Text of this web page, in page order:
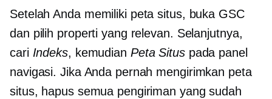
Setelah Anda memiliki peta situs, buka GSC
dan pilih properti yang relevan. Selanjutnya,
cari Indeks, kemudian Peta Situspada panel
navigasi. Jika Anda pernah mengirimkan peta
situs, hapus semua pengiriman yang sudah